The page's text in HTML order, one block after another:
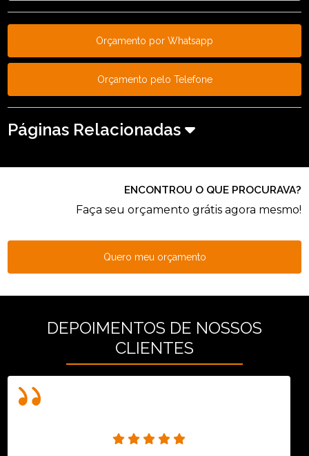
Orçamento por Whatsapp
Orçamento pelo Telefone
Páginas Relacionadas
ENCONTROU O QUE PROCURAVA?
Faça seu orçamento grátis agora mesmo!
Quero meu orçamento
DEPOIMENTOS DE NOSSOS
CLIENTES